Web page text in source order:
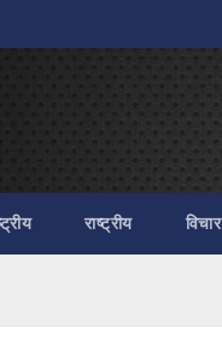
राष्ट्रीय विचार